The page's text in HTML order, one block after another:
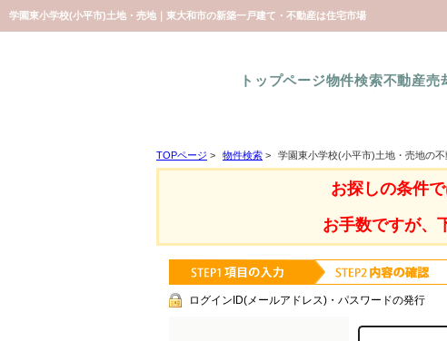
学園東小学校(小平市)土地・売地｜東大和市の新築一戸建て・不動産は住宅市場
トップページ物件検索不動産売
TOPページ > 物件検索 > 学園東小学校(小平市)土地・売地の
お探しの条件
お手数ですが、
ログインID(メールアドレス)・パスワードの発行